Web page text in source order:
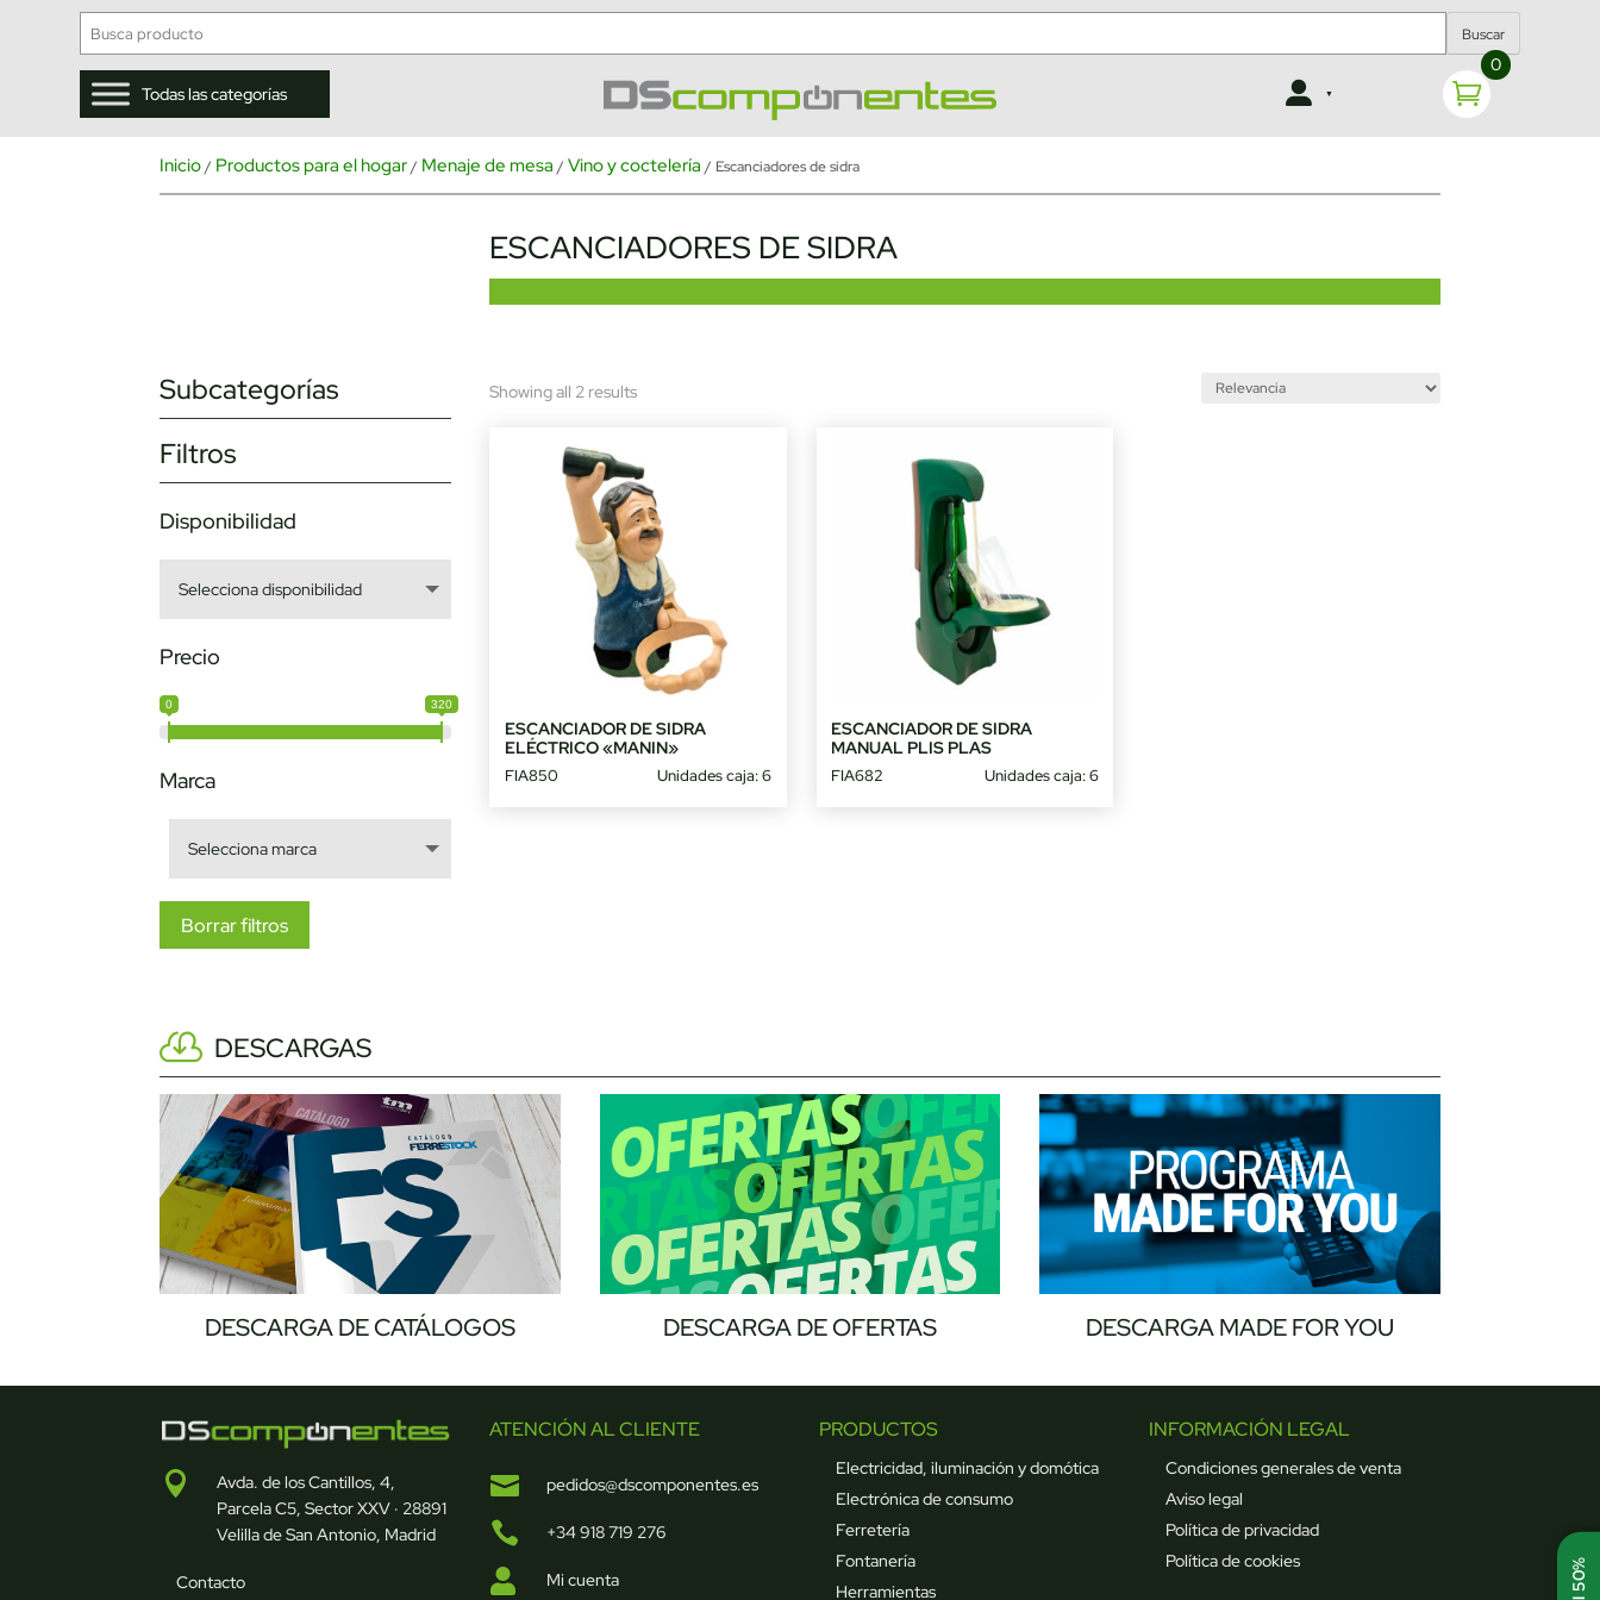
Buscar
Todas las categorías
0
Inicio/ Productos para el hogar/ Menaje de mesa /Vino y coctelería / Escanciadores de sidra
ESCANCIADORES DE SIDRA
Subcategorías
Filtros
Disponibilidad
Precio
0 320
Marca
Borrar filtros
Showing all 2 resultsSorted
latest
ESCANCIADOR DE SIDRA
ELÉCTRICO «MANIN»
FIA850 Unidades caja: 6
ESCANCIADOR DE SIDRA
MANUAL PLIS PLAS
FIA682 Unidades caja: 6
DESCARGAS
DESCARGA DE CATÁLOGOS DESCARGA DE OFERTAS DESCARGA MADE FOR YOU

Avda. de los Cantillos, 4,
Parcela C5, Sector XXV · 28891
Velilla de San Antonio, Madrid
Contacto
ATENCIÓN AL CLIENTE
 pedidos@dscomponentes.es
 +34 918 719 276
 Mi cuenta
PRODUCTOS
Electricidad, iluminación y domótica
Electrónica de consumo
Ferretería
Fontanería
Herramientas
INFORMACIÓN LEGAL
Condiciones generales de venta
Aviso legal
Política de privacidad
Política de cookies